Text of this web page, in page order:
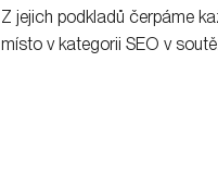
Z jejich podkladů čerpáme
místo v kategorii SEO v